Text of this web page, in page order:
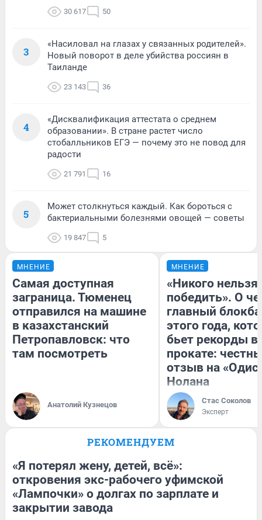
30 617 50
3
«Насиловал на глазах у связанных родителей».
Новый поворот в деле убийства россиян в
Таиланде
23 143 36
4
«Дисквалификация аттестата о среднем
образовании». В стране растет число
стобалльников ЕГЭ — почему это не повод для
радости
21 791 16
5
Может столкнуться каждый. Как бороться с
бактериальными болезнями овощей — советы
19 847 5
МНЕНИЕ
Самая доступная
заграница. Тюменец
отправился на машине
в казахстанский
Петропавловск: что
там посмотреть
Анатолий Кузнецов
МНЕНИЕ
«Никого нельзя
победить». О
главный
этого года,
бьет рекорды в
прокате:
отзыв на
Нолана
Стас Соколов
Эксперт
РЕКОМЕНДУЕМ
«Я потерял жену, детей, всё»:
откровения экс-рабочего уфимской
«Лампочки» о долгах по зарплате и
закрытии завода